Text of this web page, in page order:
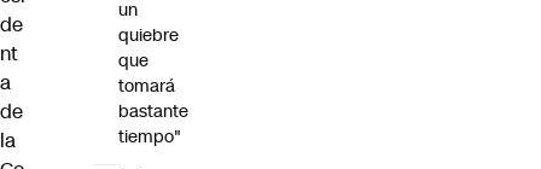
de
nt
a
de
la
un
quiebre
que
tomará
bastante
tiempo"